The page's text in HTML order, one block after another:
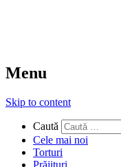
Menu
Skip to content
Caută
Cele mai noi
Torturi
Prăjituri